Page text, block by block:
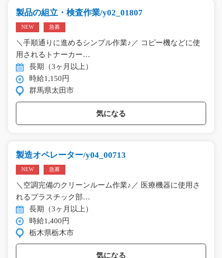
製品の組立・検査作業/y02_01807
NEW 急募
＼手順通りに進めるシンプル作業♪／ コピー機などに使
用されるトナーカー…
長期（3ヶ月以上）
時給1,150円
群馬県太田市
気になる
製造オペレーター/y04_00713
NEW 急募
＼空調完備のクリーンルーム作業♪／ 医療機器に使用さ
れるプラスチック部…
長期（3ヶ月以上）
時給1,400円
栃木県栃木市
気になる